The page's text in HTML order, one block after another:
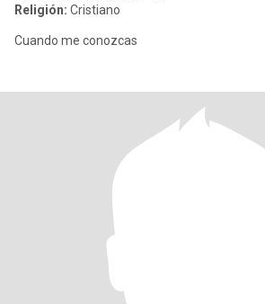
Religión: Cristiano
Cuando me conozcas